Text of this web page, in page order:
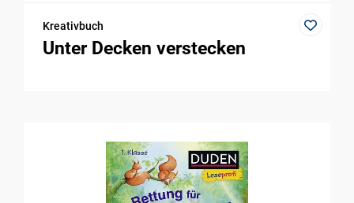
Kreativbuch
Unter Decken verstecken